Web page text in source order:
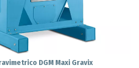
DGM Maxi Gravix